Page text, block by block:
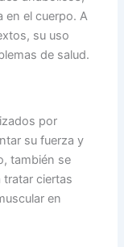
en el cuerpo. A
su uso
de salud.
por
su fuerza y
también se
tratar ciertas
en